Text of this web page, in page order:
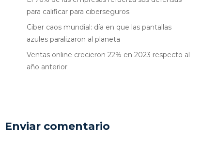
para calificar para ciberseguros
Ciber caos mundial: día en que las pantallas
azules paralizaron al planeta
Ventas online crecieron 22% en 2023 respecto al
año anterior
Enviar comentario